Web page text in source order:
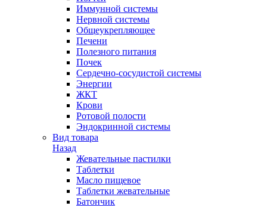
Иммунной системы
Нервной системы
Общеукрепляющее
Печени
Полезного питания
Почек
Сердечно-сосудистой системы
Энергии
ЖКТ
Крови
Ротовой полости
Эндокринной системы
Вид товара
Назад
Жевательные пастилки
Таблетки
Масло пищевое
Таблетки жевательные
Батончик